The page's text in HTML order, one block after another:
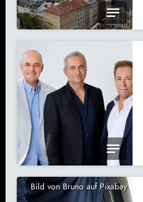
Bild von Bruno auf Pixabay